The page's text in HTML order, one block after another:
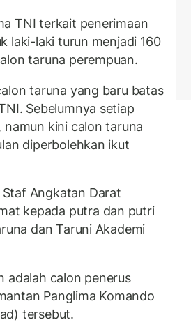
TNI terkait penerimaan
laki-laki turun menjadi 160
taruna perempuan.
taruna yang baru batas
Sebelumnya setiap
namun kini calon taruna
diperbolehkan ikut
Angkatan Darat
kepada putra dan putri
dan Taruni Akademi
adalah calon penerus
Panglima Komando
tersebut.